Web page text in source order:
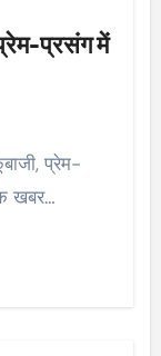
प्रसंग में
खबर…